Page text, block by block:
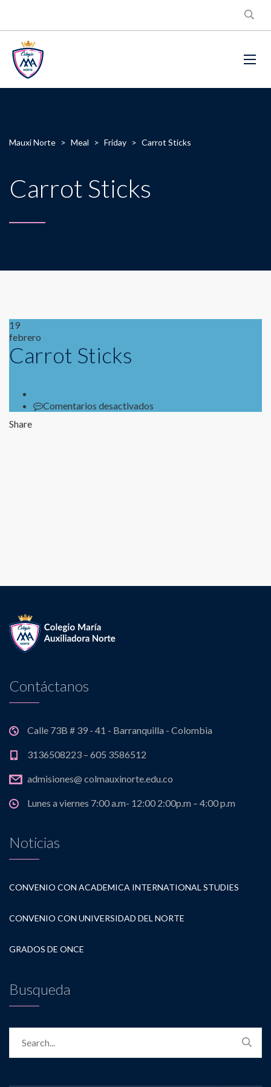
Mauxi Norte > Meal > Friday > Carrot Sticks
Carrot Sticks
19
febrero
Carrot Sticks
Comentarios desactivados
Share
Contáctanos
Calle 73B # 39 - 41 - Barranquilla - Colombia
3136508223 – 605 3586512
admisiones@ colmauxinorte.edu.co
Lunes a viernes 7:00 a.m- 12:00 2:00p.m – 4:00 p.m
Noticias
CONVENIO CON ACADEMICA INTERNATIONAL STUDIES
CONVENIO CON UNIVERSIDAD DEL NORTE
GRADOS DE ONCE
Busqueda